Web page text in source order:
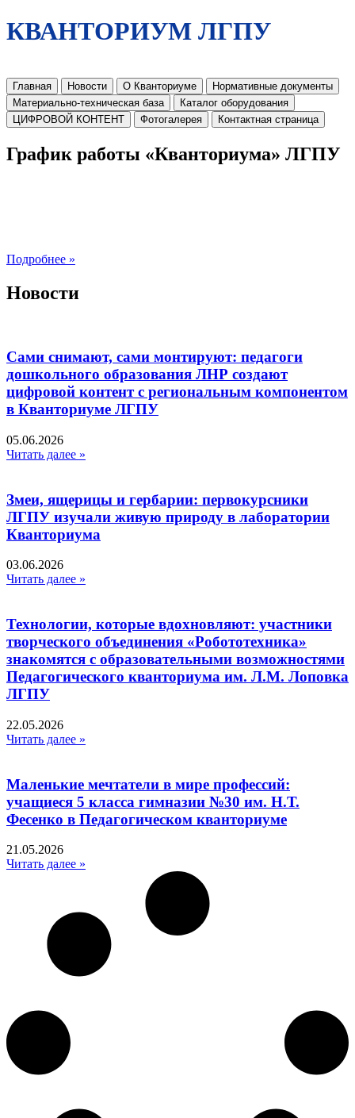
КВАНТОРИУМ ЛГПУ
Главная Новости О Кванториуме
Нормативные документы
Материально-техническая база
Каталог оборудования
ЦИФРОВОЙ КОНТЕНТ
Фотогалерея Контактная страница
График работы «Кванториума» ЛГПУ
Подробнее »
Новости
Сами снимают, сами монтируют: педагоги
дошкольного образования ЛНР создают
цифровой контент с региональным компонентом
в Кванториуме ЛГПУ​
05.06.2026
Читать далее »
Змеи, ящерицы и гербарии: первокурсники
ЛГПУ изучали живую природу в лаборатории
Кванториума
03.06.2026
Читать далее »
Технологии, которые вдохновляют: участники
творческого объединения «Робототехника»
знакомятся с образовательными возможностями
Педагогического кванториума им. Л.М. Лоповка
ЛГПУ
22.05.2026
Читать далее »
Маленькие мечтатели в мире профессий:
учащиеся 5 класса гимназии №30 им. Н.Т.
Фесенко в Педагогическом кванториуме
21.05.2026
Читать далее »